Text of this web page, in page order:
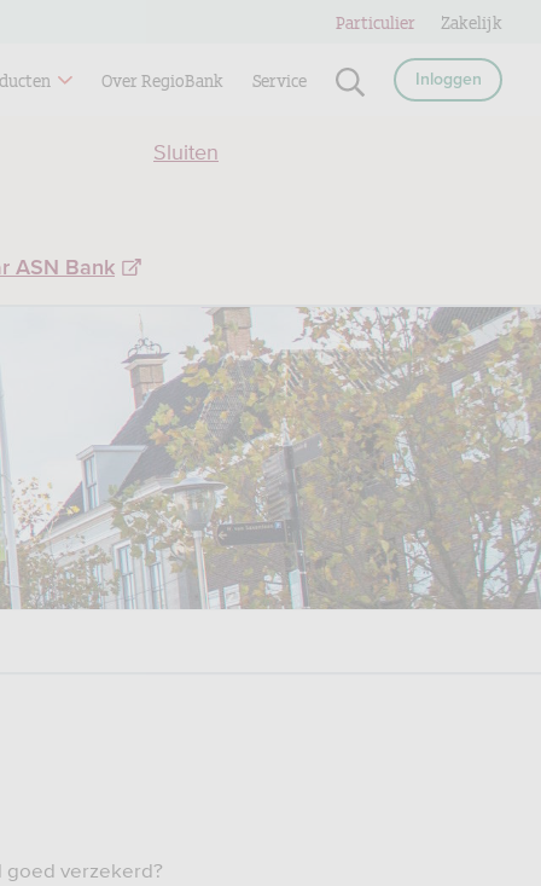
ASN Bank
Sluiten
Over RegioBank Service Inloggen
Particulier Zakelijk
goed verzekerd?